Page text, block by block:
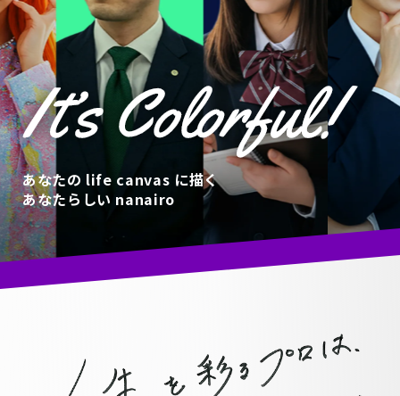
あなたの life canvas に描く
あなたらしい nanairo